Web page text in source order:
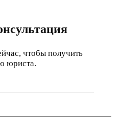
чтобы получить
юриста.